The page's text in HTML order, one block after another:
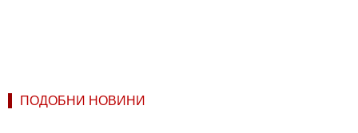
ПОДОБНИ НОВИНИ